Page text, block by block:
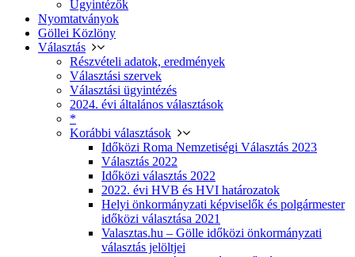
Ügyintézők
Nyomtatványok
Göllei Közlöny
Választás
Részvételi adatok, eredmények
Választási szervek
Választási ügyintézés
2024. évi általános választások
*
Korábbi választások
Időközi Roma Nemzetiségi Választás 2023
Választás 2022
Időközi választás 2022
2022. évi HVB és HVI határozatok
Helyi önkormányzati képviselők és polgármester
időközi választása 2021
Valasztas.hu – Gölle időközi önkormányzati
választás jelöltjei